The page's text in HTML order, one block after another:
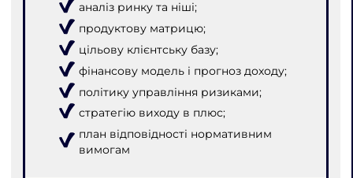
аналіз ринку та ніші;
продуктову матрицю;
цільову клієнтську базу;
фінансову модель і прогноз доходу;
політику управління ризиками;
стратегію виходу в плюс;
план відповідності нормативним
вимогам